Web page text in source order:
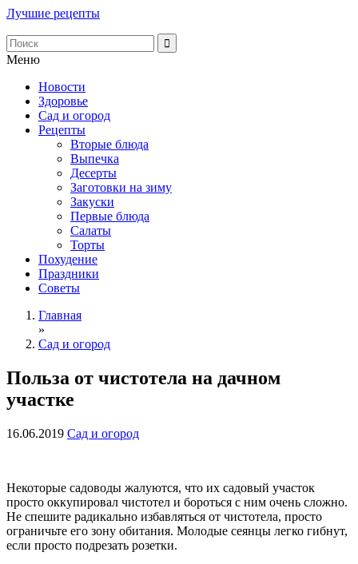
Лучшие рецепты
Меню
Новости
Здоровье
Сад и огород
Рецепты
Вторые блюда
Выпечка
Десерты
Заготовки на зиму
Закуски
Первые блюда
Салаты
Торты
Похудение
Праздники
Советы
Главная
»
Сад и огород
Польза от чистотела на дачном
участке
16.06.2019 Сад и огород
Некоторые садоводы жалуются, что их садовый участок
просто оккупировал чистотел и бороться с ним очень сложно.
Не спешите радикально избавляться от чистотела, просто
ограничьте его зону обитания. Молодые сеянцы легко гибнут,
если просто подрезать розетки.